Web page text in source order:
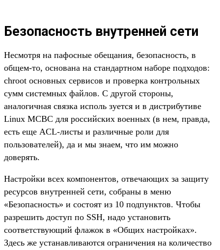
Безопасность внутренней сети
Несмотря на пафосные обещания, безопасность, в
общем-то, основана на стандартном наборе подходов:
chroot основных сервисов и проверка контрольных
сумм системных файлов. С другой стороны,
аналогичная связка исполь зуется и в дистрибутиве
Linux МСВС для российских военных (в нем, правда,
есть еще ACL-листы и различные роли для
пользователей), да и мы знаем, что им можно
доверять.
Настройки всех компонентов, отвечающих за защиту
ресурсов внутренней сети, собраны в меню
«Безопасность» и состоят из 10 подпунктов. Чтобы
разрешить доступ по SSH, надо установить
соответствующий флажок в «Общих настройках».
Здесь же устанавливаются ограничения на количество